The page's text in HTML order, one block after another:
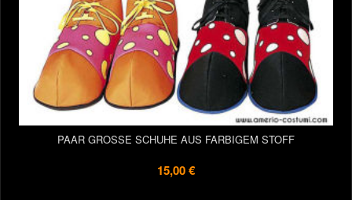
PAAR GROSSE SCHUHE AUS FARBIGEM STOFF
15,00 €